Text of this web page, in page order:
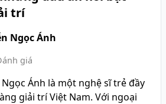
trí
Ngọc Ánh
giá
Ánh là một nghệ sĩ trẻ đầy
giải trí Việt Nam. Với ngoại